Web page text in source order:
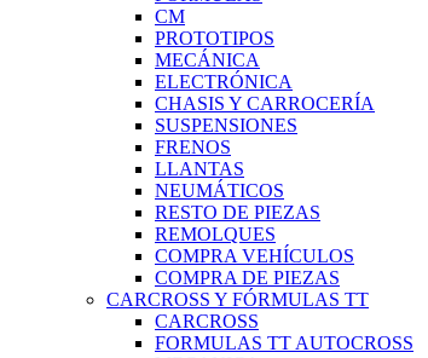
CM
PROTOTIPOS
MECÁNICA
ELECTRÓNICA
CHASIS Y CARROCERÍA
SUSPENSIONES
FRENOS
LLANTAS
NEUMÁTICOS
RESTO DE PIEZAS
REMOLQUES
COMPRA VEHÍCULOS
COMPRA DE PIEZAS
CARCROSS Y FÓRMULAS TT
CARCROSS
FORMULAS TT AUTOCROSS